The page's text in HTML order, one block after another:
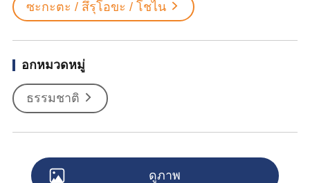
ซะกะตะ / สึรุโอขะ / โชไน
อกหมวดหมู่
ธรรมชาติ
ดูภาพ